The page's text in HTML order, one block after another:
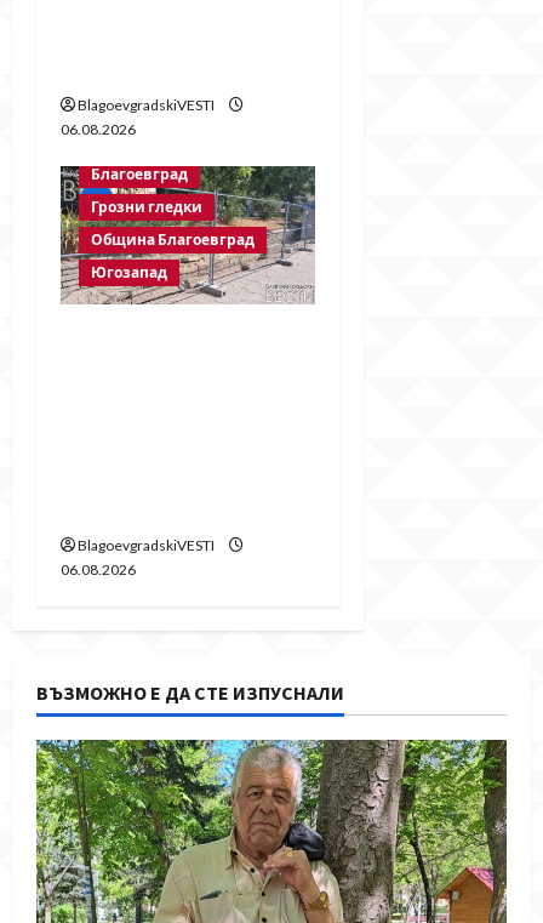
BlagoevgradskiVESTI
06.08.2026
Благоевград
Грозни гледки
Община Благоевград
Югозапад
BlagoevgradskiVESTI
06.08.2026
ВЪЗМОЖНО Е ДА СТЕ ИЗПУСНАЛИ